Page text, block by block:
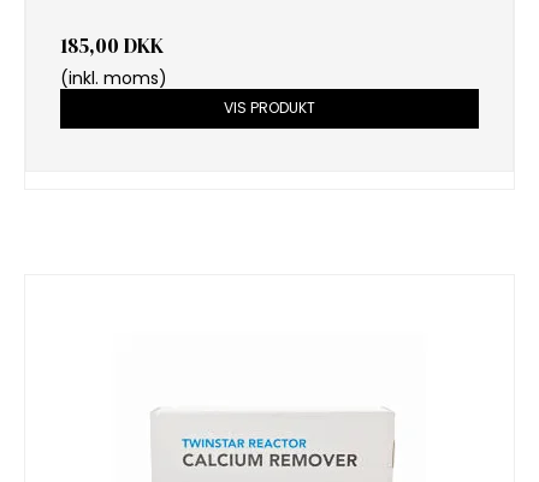
185,00 DKK
(inkl. moms)
VIS PRODUKT